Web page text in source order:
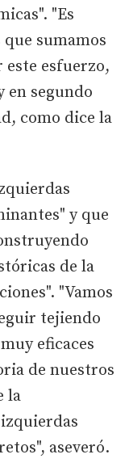
"Es
sumamos
este esfuerzo,
segundo
como dice la
y que
de la
"Vamos
tejiendo
eficaces
de nuestros
la
aseveró.